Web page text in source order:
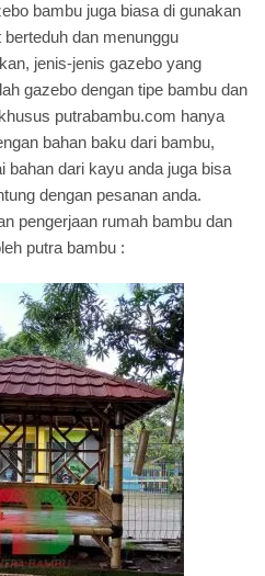
bambu juga biasa di gunakan
dan menunggu
jenis-jenis gazebo yang
gazebo dengan tipe bambu dan
putrabambu.com hanya
bahan baku dari bambu,
bahan dari kayu anda juga bisa
dengan pesanan anda.
pengerjaan rumah bambu dan
putra bambu :